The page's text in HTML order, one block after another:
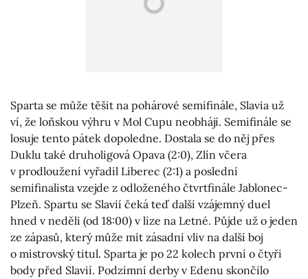
Sparta se může těšit na pohárové semifinále, Slavia už
ví, že loňskou výhru v Mol Cupu neobhájí. Semifinále se
losuje tento pátek dopoledne. Dostala se do něj přes
Duklu také druholigová Opava (2:0), Zlín včera
v prodloužení vyřadil Liberec (2:1) a poslední
semifinalista vzejde z odloženého čtvrtfinále Jablonec-
Plzeň. Spartu se Slavií čeká teď další vzájemný duel
hned v neděli (od 18:00) v lize na Letné. Půjde už o jeden
ze zápasů, který může mít zásadní vliv na další boj
o mistrovský titul. Sparta je po 22 kolech první o čtyři
body před Slavií. Podzimní derby v Edenu skončilo